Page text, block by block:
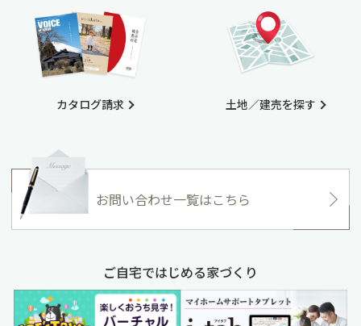
カタログ請求 土地／建売を探す
お問い合わせ一覧はこちら
ご自宅ではじめる家づくり